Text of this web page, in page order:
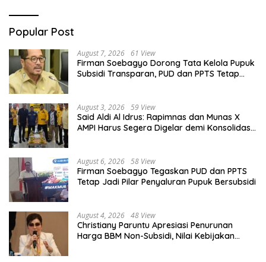
Popular Post
August 7, 2026 61 View
Firman Soebagyo Dorong Tata Kelola Pupuk
Subsidi Transparan, PUD dan PPTS Tetap
August 3, 2026 59 View
Said Aldi Al Idrus: Rapimnas dan Munas X
AMPI Harus Segera Digelar demi Konsolidasi
August 6, 2026 58 View
Firman Soebagyo Tegaskan PUD dan PPTS
Tetap Jadi Pilar Penyaluran Pupuk Bersubsidi
August 4, 2026 48 View
Christiany Paruntu Apresiasi Penurunan
Harga BBM Non-Subsidi, Nilai Kebijakan